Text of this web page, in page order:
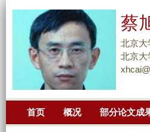
蔡
北京大
北京大
首页 概况 部分论文成